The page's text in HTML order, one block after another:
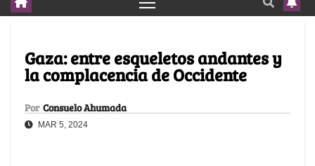
Gaza: entre esqueletos andantes y
la complacencia de Occidente
Por Consuelo Ahumada
MAR 5, 2024